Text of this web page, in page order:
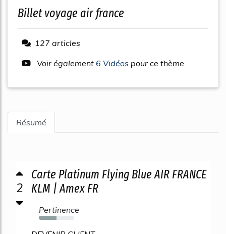
billet voyage air france
127 articles
Voir également 6 Vidéos pour ce thème
Résumé
2
Carte Platinum Flying Blue AIR FRANCE
KLM | Amex FR
Pertinence
50%